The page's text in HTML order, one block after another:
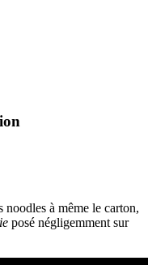
noodles à même le carton,
posé négligemment sur